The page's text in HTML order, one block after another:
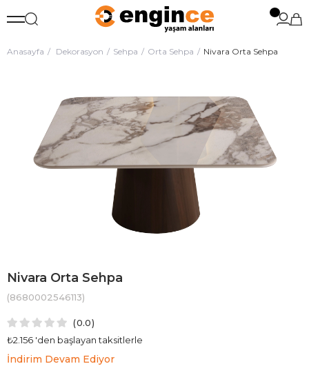
Anasayfa Dekorasyon Sehpa Orta Sehpa Nivara Orta Sehpa
Nivara Orta Sehpa
(8680002546113)
0.0
₺2.156 'den başlayan taksitlerle
İndirim Devam Ediyor